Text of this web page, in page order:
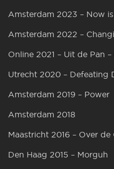
Amsterdam 2023 – Now
Amsterdam 2022 –
Online 2021 – Uit de Pan
Utrecht 2020 – Defeating
Amsterdam 2019 – Power
Amsterdam 2018
Maastricht 2016 – Over de
Den Haag 2015 – Morguh